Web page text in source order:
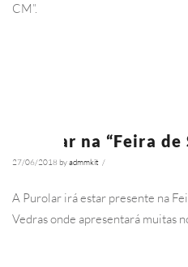
CM”.
Purolar na “Feira
27/06/2018 byadmmkit /
A Purolar irá estar presente na
Vedras onde apresentará muitas